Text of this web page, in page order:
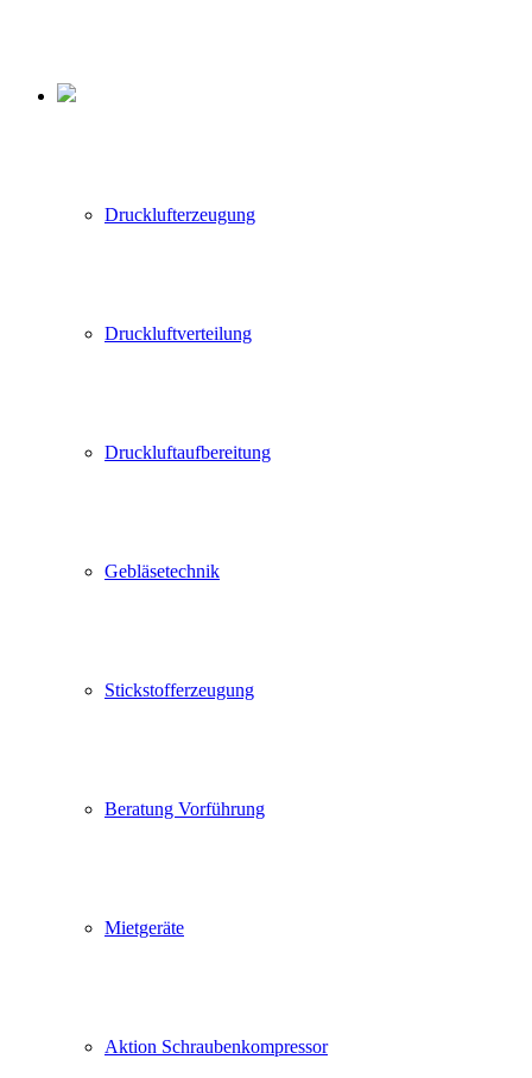
Drucklufterzeugung
Druckluftverteilung
Druckluftaufbereitung
Gebläsetechnik
Stickstofferzeugung
Beratung Vorführung
Mietgeräte
Aktion Schraubenkompressor